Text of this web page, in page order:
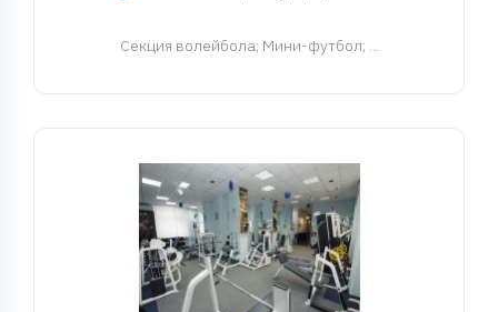
Cекция волейбола; Мини-футбол; ...